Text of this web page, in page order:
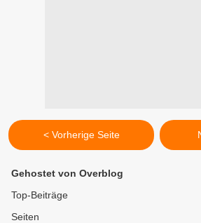
< Vorherige Seite
Gehostet von Overblog
Top-Beiträge
Seiten